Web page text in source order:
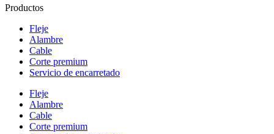
Productos
Fleje
Alambre
Cable
Corte premium
Servicio de encarretado
Fleje
Alambre
Cable
Corte premium